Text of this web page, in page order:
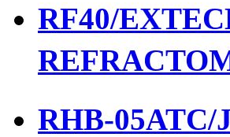
RF40/
RHB-